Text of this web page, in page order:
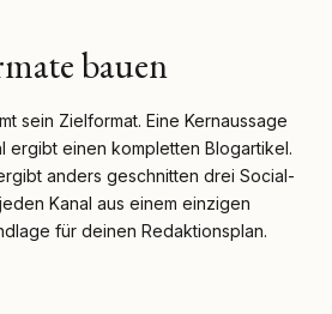
bauen
sein Zielformat. Eine Kernaussage
ergibt einen kompletten Blogartikel.
anders geschnitten drei Social-
Kanal aus einem einzigen
für deinen Redaktionsplan.